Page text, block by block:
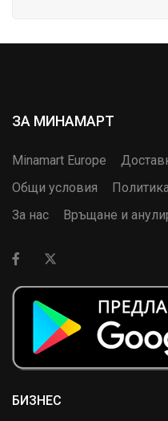
ЗА МИНАМАРТ
Minamart Europe
Общи условия
За нас
Връщане и
БИЗНЕС